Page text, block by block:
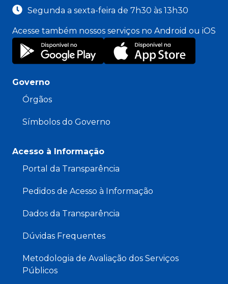
Segunda a sexta-feira de 7h30 às 13h30
Acesse também nossos serviços no Android ou iOS
Governo
Órgãos
Símbolos do Governo
Acesso à Informação
Portal da Transparência
Pedidos de Acesso à Informação
Dados da Transparência
Dúvidas Frequentes
Metodologia de Avaliação dos Serviços
Públicos